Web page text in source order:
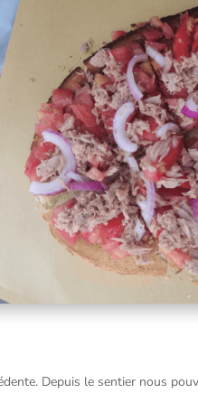
Depuis le sentier nous